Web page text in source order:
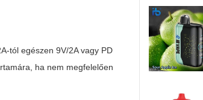
tól egészen 9V/2A vagy PD
ha nem megfelelően